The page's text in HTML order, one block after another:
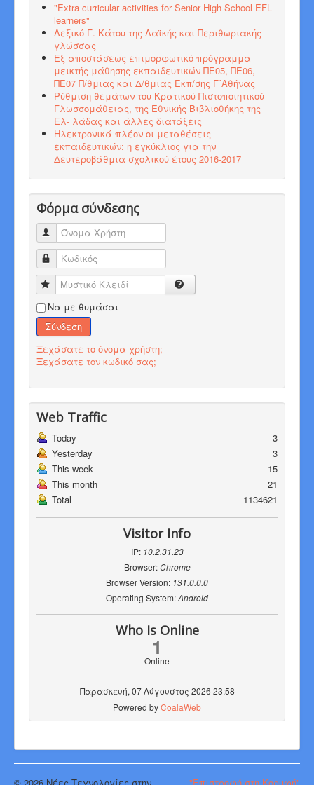
"Εxtra curricular activities for Senior High School EFL
learners"
Λεξικό Γ. Κάτου της Λαϊκής και Περιθωριακής
γλώσσας
Εξ αποστάσεως επιμορφωτικό πρόγραμμα
μεικτής μάθησης εκπαιδευτικών ΠΕ05, ΠΕ06,
ΠΕ07 Π/θμιας και Δ/θμιας Εκπ/σης Γ΄Αθήνας
Ρύθμιση θεμάτων του Κρατικού Πιστοποιητικού
Γλωσσομάθειας, της Εθνικής Βιβλιοθήκης της
Ελ- λάδας και άλλες διατάξεις
Ηλεκτρονικά πλέον οι μεταθέσεις
εκπαιδευτικών: η εγκύκλιος για την
Δευτεροβάθμια σχολικού έτους 2016-2017
Φόρμα σύνδεσης
Όνομα Χρήστη
Κωδικός
Μυστικό Κλειδί
Να με θυμάσαι
Σύνδεση
Ξεχάσατε το όνομα χρήστη;
Ξεχάσατε τον κωδικό σας;
Web Traffic
Today
3
Yesterday
3
This week
15
This month
21
Total
1134621
Visitor Info
IP: 10.2.31.23
Browser:Chrome
Browser Version: 131.0.0.0
Operating System:Android
Who Is Online
1
Online
Παρασκευή, 07 Αύγουστος 2026 23:58
Powered byCoalaWeb